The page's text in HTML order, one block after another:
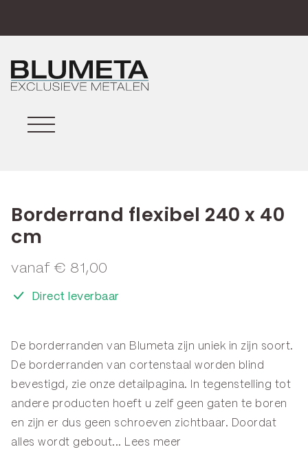
Borderrand flexibel 240 x 40
cm
vanaf € 81,00
Direct leverbaar
De borderranden van Blumeta zijn uniek in zijn soort.
De borderranden van cortenstaal worden blind
bevestigd, zie onze detailpagina. In tegenstelling tot
andere producten hoeft u zelf geen gaten te boren
en zijn er dus geen schroeven zichtbaar. Doordat
alles wordt gebout... Lees meer